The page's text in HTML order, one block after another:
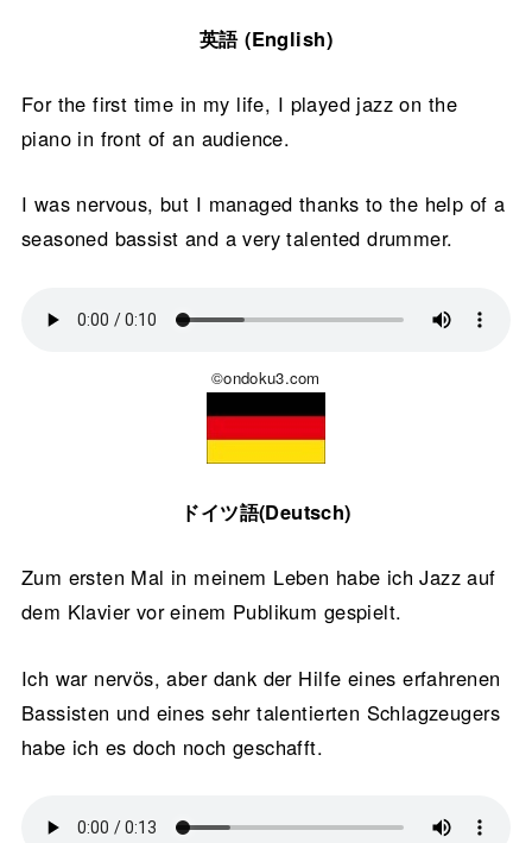
英語 (English)
For the first time in my life, I played jazz on the
piano in front of an audience.
I was nervous, but I managed thanks to the help of a
seasoned bassist and a very talented drummer.
©ondoku3.com
ドイツ語(Deutsch)
Zum ersten Mal in meinem Leben habe ich Jazz auf
dem Klavier vor einem Publikum gespielt.
Ich war nervös, aber dank der Hilfe eines erfahrenen
Bassisten und eines sehr talentierten Schlagzeugers
habe ich es doch noch geschafft.